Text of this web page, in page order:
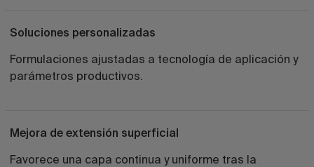
Soluciones personalizadas
Formulaciones ajustadas a tecnología de aplicación y
parámetros productivos.
Mejora de extensión superficial
Favorece una capa continua y uniforme tras la